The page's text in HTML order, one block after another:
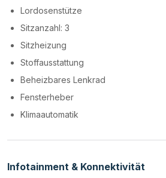
Lordosenstütze
Sitzanzahl: 3
Sitzheizung
Stoffausstattung
Beheizbares Lenkrad
Fensterheber
Klimaautomatik
Infotainment & Konnektivität